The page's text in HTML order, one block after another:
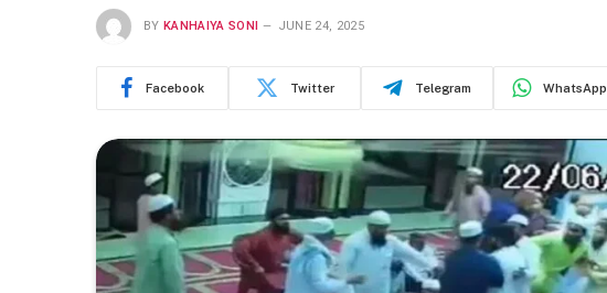
BY KANHAIYA SONI JUNE 24, 2025
Facebook Twitter Telegram WhatsApp